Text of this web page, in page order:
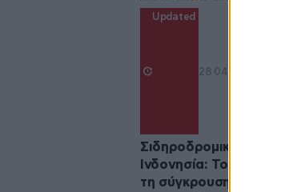
Updated
28·04·2026 08:07
Σιδηροδρομική
Ινδονησία:
τη σύγκρουση τρένων,